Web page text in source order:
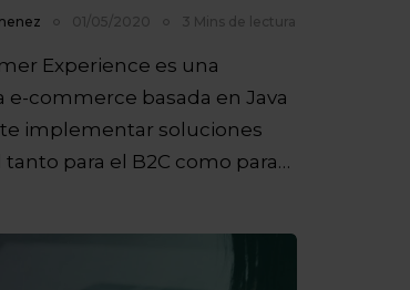
01/05/2020 3 Mins de lectura
Experience es una
e-commerce basada en Java
implementar soluciones
para el B2C como para